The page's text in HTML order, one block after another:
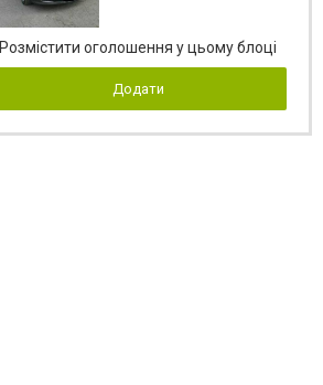
Розмістити оголошення у цьому блоці
Додати